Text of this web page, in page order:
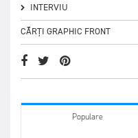
INTERVIU
CĂRȚI GRAPHIC FRONT
Populare